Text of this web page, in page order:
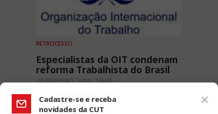
RETROCESSO
Especialistas da OIT condenam
reforma Trabalhista do Brasil
08 FEVEREIRO, 2018 - 16H01
Cadastre-se e receba
novidades da CUT